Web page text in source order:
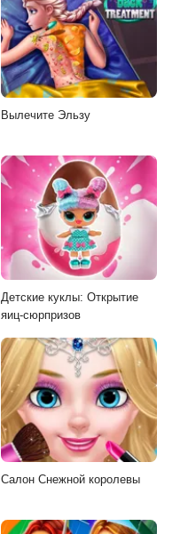
Вылечите Эльзу
Детские куклы: Открытие
яиц-сюрпризов
Салон Снежной королевы